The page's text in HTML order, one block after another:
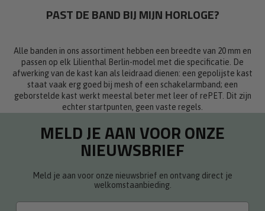
PAST DE BAND BIJ MIJN HORLOGE?
Alle banden in ons assortiment hebben een breedte van 20 mm en
passen op elk Lilienthal Berlin-model met die specificatie. De
afwerking van de kast kan als leidraad dienen: een gepolijste kast
staat vaak erg goed bij mesh of een schakelarmband; een
geborstelde kast werkt meestal beter met leer of rePET. Dit zijn
echter startpunten, geen vaste regels.
MELD JE AAN VOOR ONZE
NIEUWSBRIEF
Meld je aan voor onze nieuwsbrief en ontvang direct je
welkomstaanbieding.
Email